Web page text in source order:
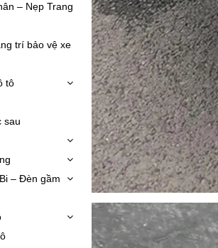
– Nẹp Trang
trí bảo vệ xe
tô
sau
– Đèn gầm